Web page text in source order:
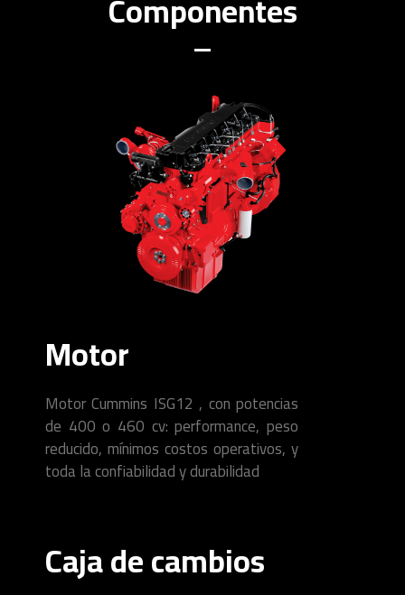
Motor
Motor Cummins ISG12 , con potencias
de 400 o 460 cv: performance, peso
reducido, mínimos costos operativos, y
toda la confiabilidad y durabilidad
Caja de cambios